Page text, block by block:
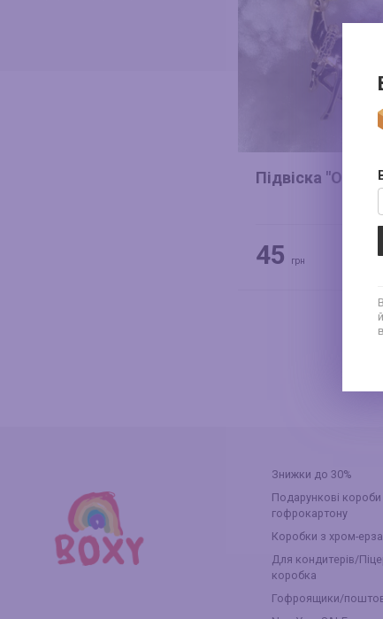
Підвіска
45 грн
Знижки до 30%
Подарункові короби
гофрокартону
Коробки з хром-
Для кондитерів/
коробка
Гофроящики/